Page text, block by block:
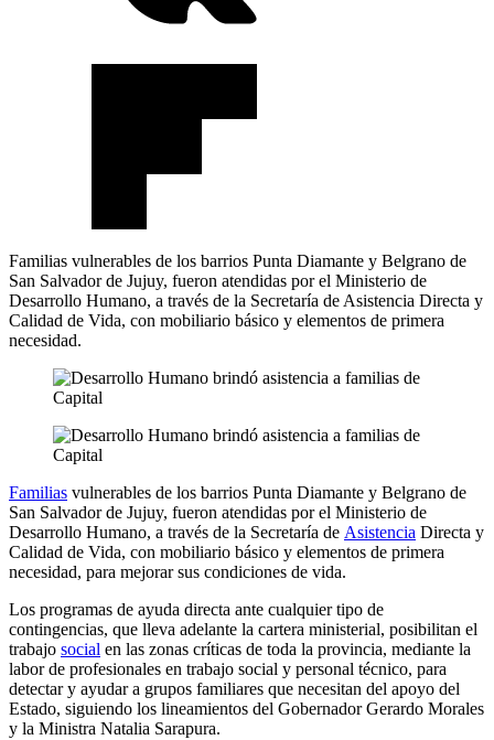
Familias vulnerables de los barrios Punta Diamante y Belgrano de
San Salvador de Jujuy, fueron atendidas por el Ministerio de
Desarrollo Humano, a través de la Secretaría de Asistencia Directa y
Calidad de Vida, con mobiliario básico y elementos de primera
necesidad.
Familias vulnerables de los barrios Punta Diamante y Belgrano de
San Salvador de Jujuy, fueron atendidas por el Ministerio de
Desarrollo Humano, a través de la Secretaría de Asistencia Directa y
Calidad de Vida, con mobiliario básico y elementos de primera
necesidad, para mejorar sus condiciones de vida.
Los programas de ayuda directa ante cualquier tipo de
contingencias, que lleva adelante la cartera ministerial, posibilitan el
trabajo social en las zonas críticas de toda la provincia, mediante la
labor de profesionales en trabajo social y personal técnico, para
detectar y ayudar a grupos familiares que necesitan del apoyo del
Estado, siguiendo los lineamientos del Gobernador Gerardo Morales
y la Ministra Natalia Sarapura.